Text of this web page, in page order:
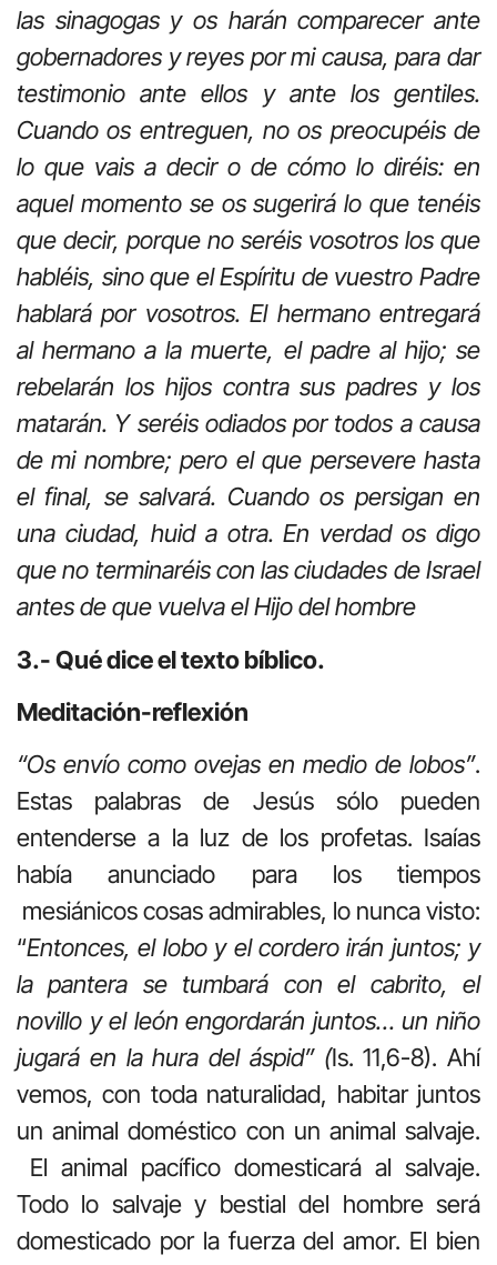
las sinagogas y os harán comparecer ante
gobernadores y reyes por mi causa, para dar
testimonio ante ellos y ante los gentiles.
Cuando os entreguen, no os preocupéis de
lo que vais a decir o de cómo lo diréis: en
aquel momento se os sugerirá lo que tenéis
que decir, porque no seréis vosotros los que
habléis, sino que el Espíritu de vuestro Padre
hablará por vosotros. El hermano entregará
al hermano a la muerte, el padre al hijo; se
rebelarán los hijos contra sus padres y los
matarán. Y seréis odiados por todos a causa
de mi nombre; pero el que persevere hasta
el final, se salvará. Cuando os persigan en
una ciudad, huid a otra. En verdad os digo
que no terminaréis con las ciudades de Israel
antes de que vuelva el Hijo del hombre
3.- Qué dice el texto bíblico.
Meditación-reflexión
“Os envío como ovejas en medio de lobos”.
Estas palabras de Jesús sólo pueden
entenderse a la luz de los profetas. Isaías
había anunciado para los tiempos
mesiánicos cosas admirables, lo nunca visto:
“Entonces, el lobo y el cordero irán juntos; y
la pantera se tumbará con el cabrito, el
novillo y el león engordarán juntos… un niño
jugará en la hura del áspid” (Is. 11,6-8). Ahí
vemos, con toda naturalidad, habitar juntos
un animal doméstico con un animal salvaje.
El animal pacífico domesticará al salvaje.
Todo lo salvaje y bestial del hombre será
domesticado por la fuerza del amor. El bien